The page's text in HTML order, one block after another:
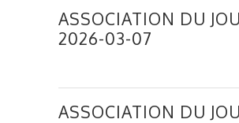
ASSOCIATION DU
2026-03-07
ASSOCIATION DU